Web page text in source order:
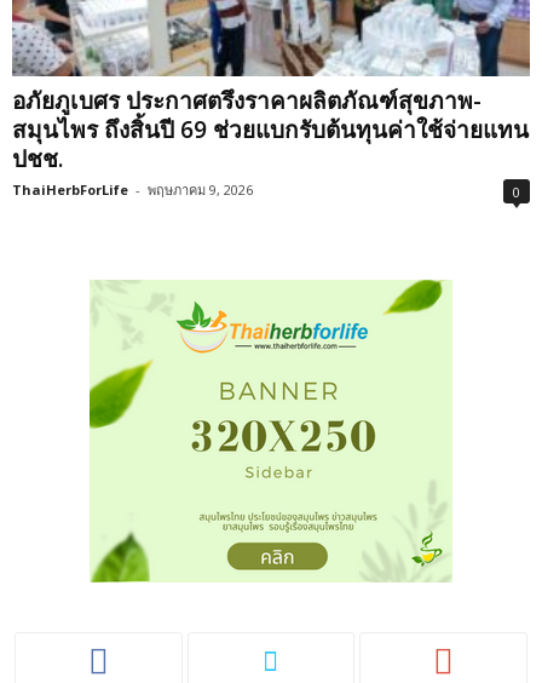
อภัยภูเบศร ประกาศตรึงราคาผลิตภัณฑ์สุขภาพ-
สมุนไพร ถึงสิ้นปี 69 ช่วยแบกรับต้นทุนค่าใช้จ่ายแทน
ปชช.
ThaiHerbForLife - พฤษภาคม 9, 2026 0